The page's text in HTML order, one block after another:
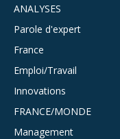
ANALYSES
Parole d'expert
France
Emploi/Travail
Innovations
FRANCE/MONDE
Management